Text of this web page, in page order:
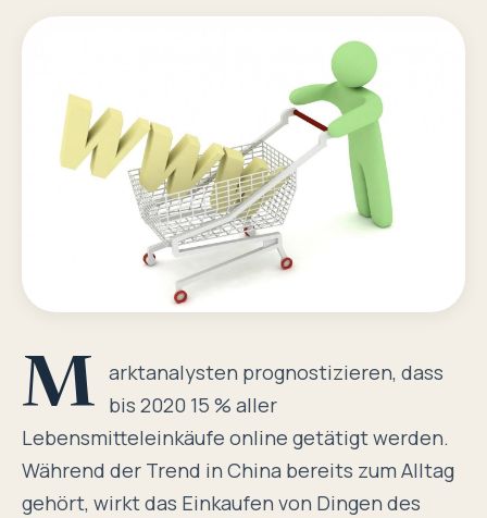
M arktanalysten prognostizieren, dass
bis 2020 15 % aller
Lebensmitteleinkäufe online getätigt werden.
Während der Trend in China bereits zum Alltag
gehört, wirkt das Einkaufen von Dingen des